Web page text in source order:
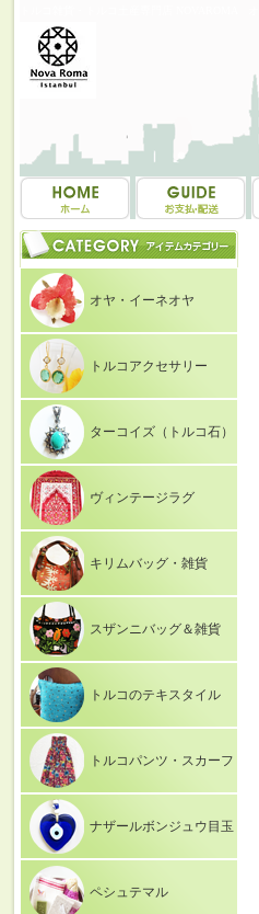
オヤ・イーネオヤ
トルコアクセサリー
ターコイズ（トルコ石）
ヴィンテージラグ
キリムバッグ・雑貨
スザンニバッグ＆雑貨
トルコのテキスタイル
トルコパンツ・スカーフ
ナザールボンジュウ目玉
ペシュテマル